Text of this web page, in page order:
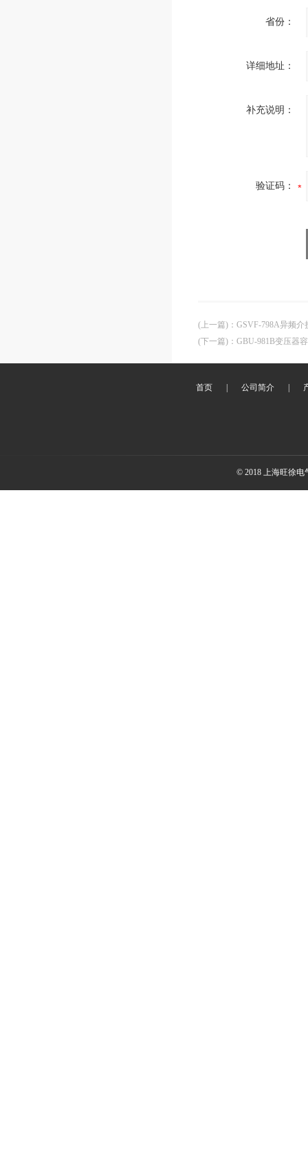
省份：
详细地址：
补充说明：
验证码：
(上一篇) ： GSVF-798A异频介
(下一篇) ： GBU-981B变压器
首页 公司简介
© 2018 上海旺徐